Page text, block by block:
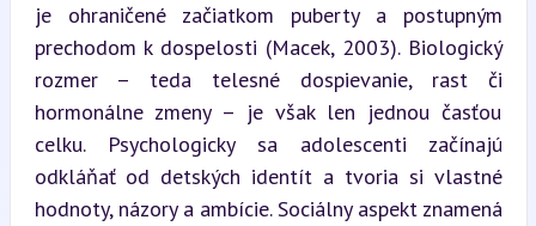
je ohraničené začiatkom puberty a postupným
prechodom k dospelosti (Macek, 2003). Biologický
rozmer – teda telesné dospievanie, rast či
hormonálne zmeny – je však len jednou časťou
celku. Psychologicky sa adolescenti začínajú
odkláňať od detských identít a tvoria si vlastné
hodnoty, názory a ambície. Sociálny aspekt znamená